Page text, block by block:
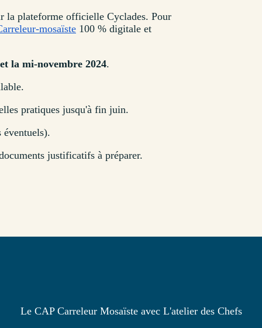
la plateforme officielle Cyclades. Pour
mosaïste 100 % digitale et
la mi-novembre 2024.
pratiques jusqu'à fin juin.
justificatifs à préparer.
Le CAP Carreleur Mosaïste avec L'atelier des Chefs